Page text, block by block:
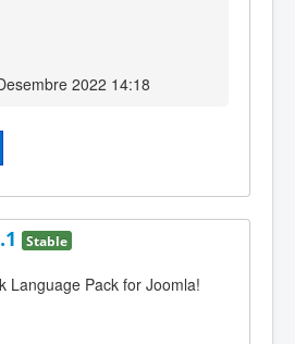
2022 14:18
Stable
Language Pack for Joomla!